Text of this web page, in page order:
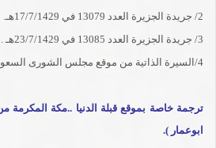
2/ جريدة الجزيرة العدد 13079 في 17/7/1429هـ.
3/ جريدة الجزيرة العدد 13085 في 23/7/1429هـ .
4/السيرة الذاتية من موقع مجلس الشورى السعودي .
ترجمة خاصة بموقع قبلة الدنيا ..مكة المكرمة
ابوعمار ).